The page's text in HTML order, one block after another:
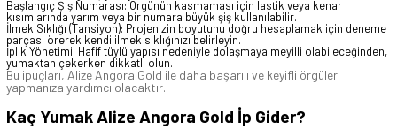
Başlangıç Şiş Numarası: Örgünün kasmaması için lastik veya kenar
kısımlarında yarım veya bir numara büyük şiş kullanılabilir.
İlmek Sıklığı (Tansiyon): Projenizin boyutunu doğru hesaplamak için deneme
parçası örerek kendi ilmek sıklığınızı belirleyin.
İplik Yönetimi: Hafif tüylü yapısı nedeniyle dolaşmaya meyilli olabileceğinden,
yumaktan çekerken dikkatli olun.
Bu ipuçları, Alize Angora Gold ile daha başarılı ve keyifli örgüler
yapmanıza yardımcı olacaktır.
Kaç Yumak Alize Angora Gold İp Gider?